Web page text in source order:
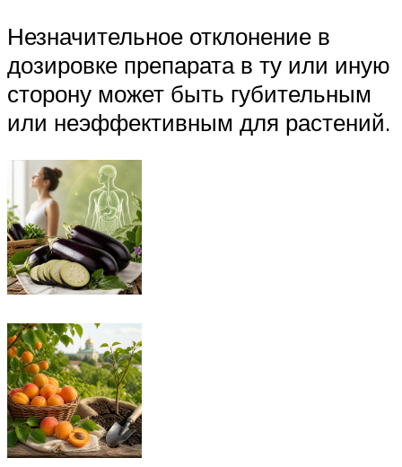
Незначительное отклонение в
дозировке препарата в ту или иную
сторону может быть губительным
или неэффективным для растений.